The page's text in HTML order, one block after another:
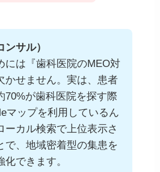
ンサル）
には『歯科医院のMEO対
かせません。実は、患者
70%が歯科医院を探す際
マップを利用しているん
ーカル検索で上位表示さ
で、地域密着型の集患を
化できます。